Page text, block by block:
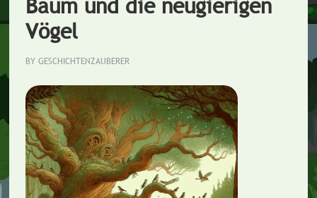
Baum und die neugierigen
Vögel
BY GESCHICHTENZAUBERER